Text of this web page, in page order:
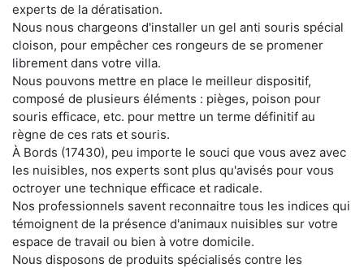
experts de la dératisation.
Nous nous chargeons d'installer un gel anti souris spécial
cloison, pour empêcher ces rongeurs de se promener
librement dans votre villa.
Nous pouvons mettre en place le meilleur dispositif,
composé de plusieurs éléments : pièges, poison pour
souris efficace, etc. pour mettre un terme définitif au
règne de ces rats et souris.
À Bords (17430), peu importe le souci que vous avez avec
les nuisibles, nos experts sont plus qu'avisés pour vous
octroyer une technique efficace et radicale.
Nos professionnels savent reconnaitre tous les indices qui
témoignent de la présence d'animaux nuisibles sur votre
espace de travail ou bien à votre domicile.
Nous disposons de produits spécialisés contre les